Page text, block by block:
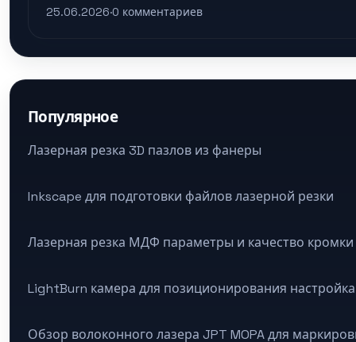
25.06.2026·0 комментариев
Популярное
Лазерная резка 3D пазлов из фанеры
Inkscape для подготовки файлов лазерной резки
Лазерная резка МДФ параметры и качество кромки
LightBurn камера для позиционирования настройка
Обзор волоконного лазера JPT MOPA для